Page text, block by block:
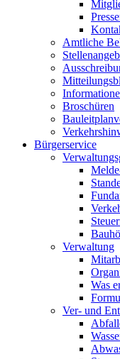
Amtliche
Broschüren
Bürgerservice
Verwaltung
Was
Ver- und